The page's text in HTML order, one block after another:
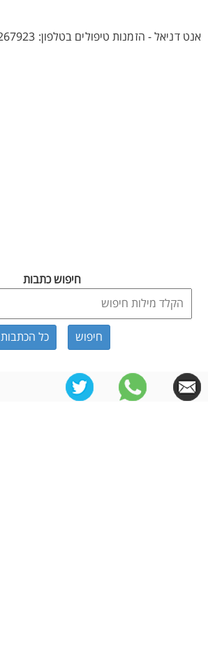
אנט דניאל - הזמנות טיפולים בטלפון: 052-2267923.
חיפוש כתבות
כל הכתבות